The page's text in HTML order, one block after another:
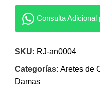
Consulta Adicional
SKU: RJ-an0004
Categorías: Aretes de
Damas